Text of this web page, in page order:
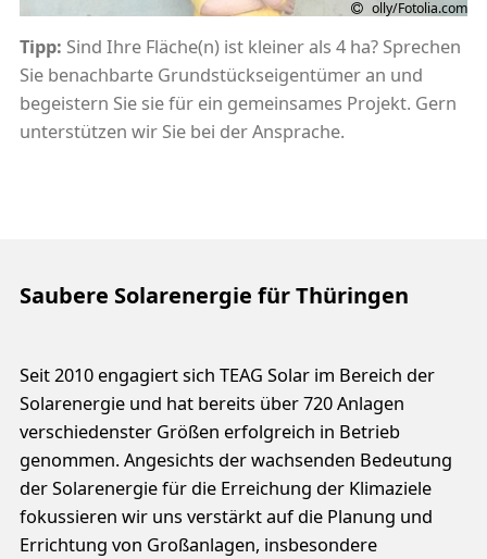
olly/Fotolia.com
Tipp: Sind Ihre Fläche(n) ist kleiner als 4 ha? Sprechen
Sie benachbarte Grundstückseigentümer an und
begeistern Sie sie für ein gemeinsames Projekt. Gern
unterstützen wir Sie bei der Ansprache.
Saubere Solarenergie für Thüringen
Seit 2010 engagiert sich TEAG Solar im Bereich der
Solarenergie und hat bereits über 720 Anlagen
verschiedenster Größen erfolgreich in Betrieb
genommen. Angesichts der wachsenden Bedeutung
der Solarenergie für die Erreichung der Klimaziele
fokussieren wir uns verstärkt auf die Planung und
Errichtung von Großanlagen, insbesondere